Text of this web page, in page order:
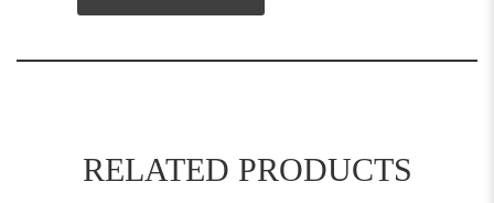
RELATED PRODUCTS